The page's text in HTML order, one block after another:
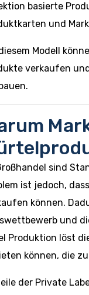
basierte
und
Modell
verkaufen
sind
ist jedoch,
können.
und
Produktion löst
können, die
der Private